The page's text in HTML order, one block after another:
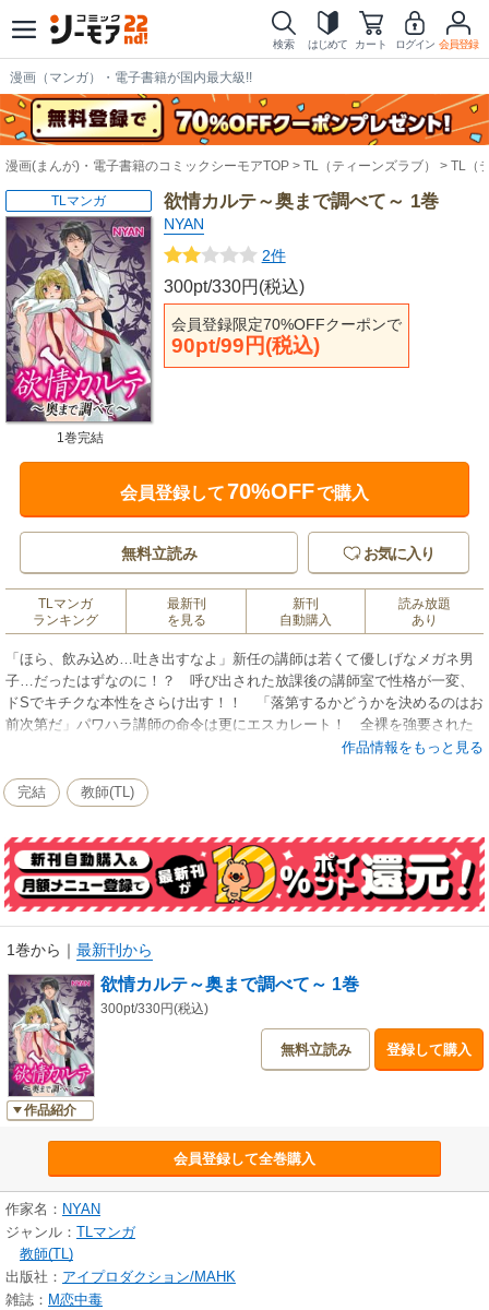
検索 はじめて カート ログイン 会員登録
漫画（マンガ）・電子書籍が国内最大級!!
漫画(まんが)・電子書籍のコミックシーモアTOP TL（ティーンズラブ） TL（
欲情カルテ～奥まで調べて～ 1巻
NYAN
2件
300pt/330円(税込)
会員登録限定70%OFFクーポンで
90pt/99円(税込)
TLマンガ
1巻完結
会員登録して70%OFFで購入
無料立読み お気に入り
TLマンガ
ランキング
最新刊
を見る
新刊
自動購入
読み放題
あり
「ほら、飲み込め…吐き出すなよ」新任の講師は若くて優しげなメガネ男
子…だったはずなのに！？ 呼び出された放課後の講師室で性格が一変、
ドSでキチクな本性をさらけ出す！！ 「落第するかどうかを決めるのはお
前次第だ」パワハラ講師の命令は更にエスカレート！ 全裸を強要された
上、カラダのあちこちを指先がねっとり這いまわって…こんなのイヤなの
カラダと果てしなく続く調教プレイ。意識が遠のき始めたとき、講師の先
生の目が冷たく光る「…次は、お前の中だ」イヤでイヤで仕方がないの
作品情報をもっと見る
完結 教師(TL)
1巻から ｜ 最新刊から
作品紹介
欲情カルテ～奥まで調べて～ 1巻
300pt/330円(税込)
無料立読み 登録して購入
会員登録して全巻購入
作家名： NYAN
ジャンル： TLマンガ
教師(TL)
出版社： アイプロダクション/MAHK
雑誌： M恋中毒